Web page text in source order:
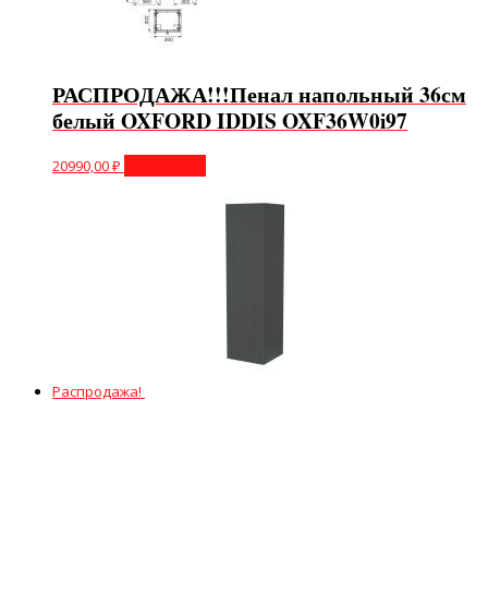
РАСПРОДАЖА!!!Пенал напольный 36см
белый OXFORD IDDIS OXF36W0i97
20990,00₽
Распродажа!